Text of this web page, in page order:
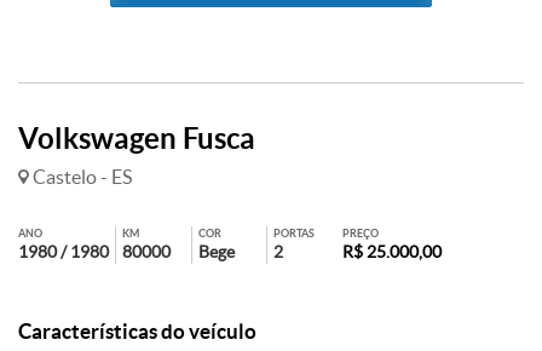
Volkswagen Fusca
Castelo - ES
ANO
1980 / 1980
KM
80000
COR
Bege
PORTAS
2
PREÇO
R$ 25.000,00
Características do veículo